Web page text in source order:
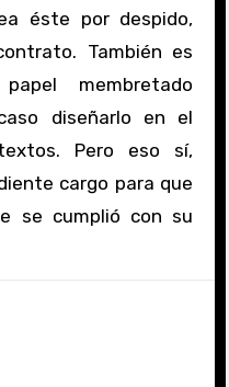
éste por despido,
También es
membretado
diseñarlo en el
Pero eso sí,
cargo para que
se cumplió con su